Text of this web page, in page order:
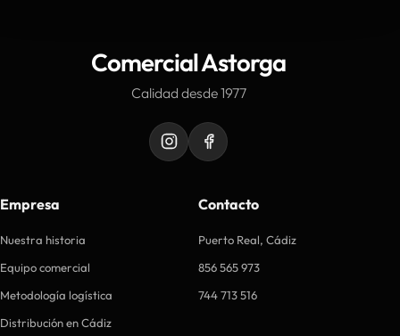
Comercial Astorga
Calidad desde 1977
Empresa
Nuestra historia
Equipo comercial
Metodología logística
Distribución en Cádiz
Contacto
Puerto Real, Cádiz
856 565 973
744 713 516